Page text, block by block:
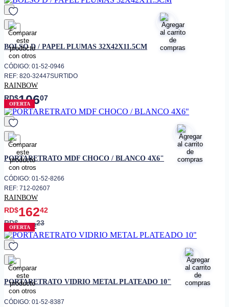
favorito
BOLSO D / PAPEL PLUMAS 32X42X11.5CM
CÓDIGO: 01-52-0946
REF: 820-32447SURTIDO
RAINBOW
RD$10607
OFERTA
favorito
PORTARETRATO MDF CHOCO / BLANCO 4X6"
CÓDIGO: 01-52-8266
REF: 712-02607
RAINBOW
RD$16242
RD$25223
OFERTA
favorito
PORTARETRATO VIDRIO METAL PLATEADO 10"
CÓDIGO: 01-52-8387